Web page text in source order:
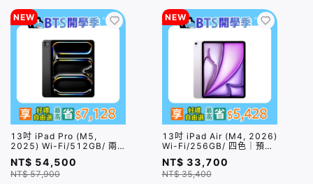
NEW
13吋 iPad Pro (M5,
2025) Wi-Fi/512GB/ 兩
色｜預購，到貨後依訂單順
序出貨
NT$ 54,500
NT$ 57,900
NEW
13吋 iPad Air (M4, 2026)
Wi-Fi/256GB/ 四色｜預
購，到貨後依訂單順序出貨
NT$ 33,700
NT$ 35,400